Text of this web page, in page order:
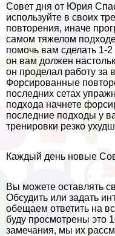
Совет дня от Юрия
используйте в своих
повторения, иначе
самом тяжелом
помочь вам сделать 1-
он вам должен
он проделал работу за
Форсированные
последних сетах
подхода начнете
последние подходы у
тренировки резко
Каждый день новые
Вы можете оставлять
Обсудить или задать
обещаем ответить на
буду просмотрены это
замечания, мы их